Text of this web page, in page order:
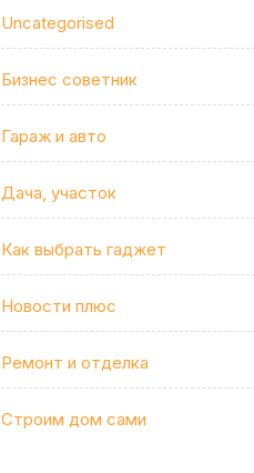
Uncategorised
Бизнес советник
Гараж и авто
Дача, участок
Как выбрать гаджет
Новости плюс
Ремонт и отделка
Строим дом сами